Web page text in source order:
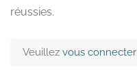
réussies.
Veuillez vous connecter